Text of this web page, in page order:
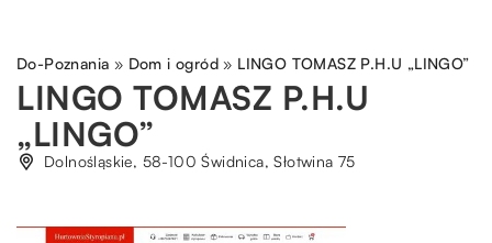
Do-Poznania » Dom i ogród » LINGO TOMASZ P.H.U „LINGO”
LINGO TOMASZ P.H.U
„LINGO”
Dolnośląskie, 58-100 Świdnica, Słotwina 75